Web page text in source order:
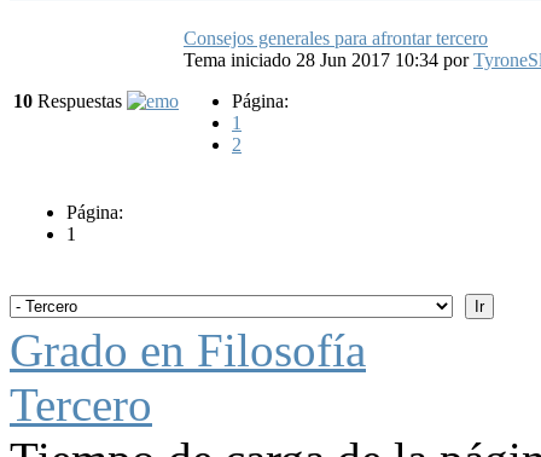
10 Respuestas
Consejos generales para afrontar tercero
Tema iniciado 28 Jun 2017 10:34 por
Página:
1
2
Página:
1
Grado en Filosofía
Tercero